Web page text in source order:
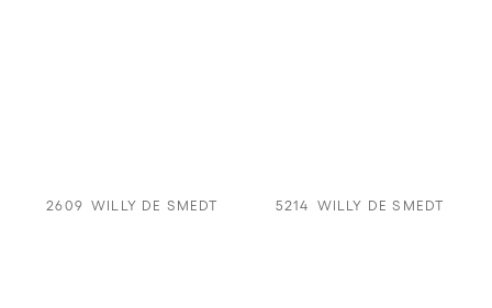
2609 WILLY DE SMEDT 5214 WILLY DE SMEDT